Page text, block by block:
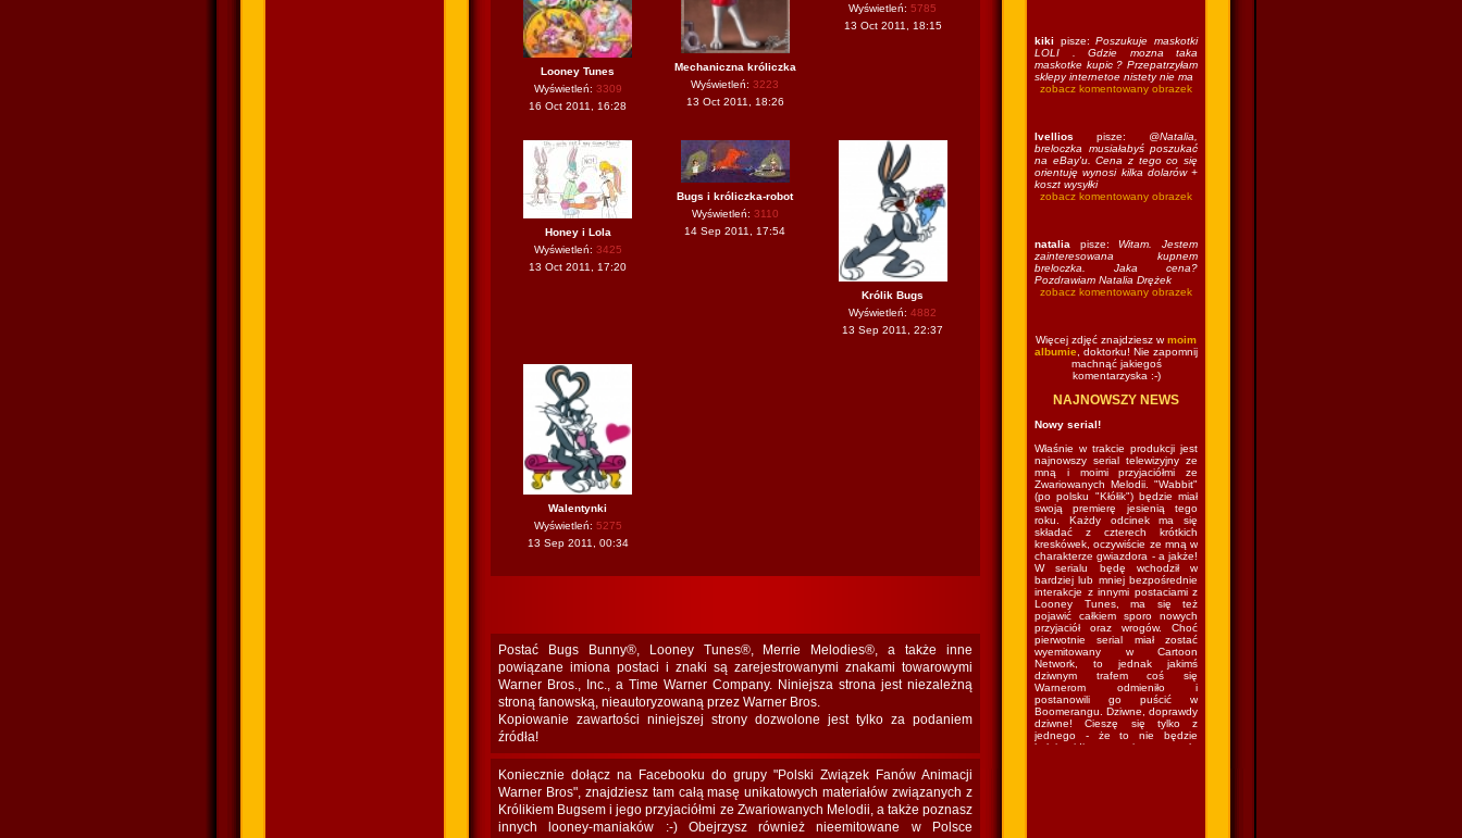
Looney Tunes
Wyświetleń: 3309
16 Oct 2011, 16:28
Mechaniczna króliczka
Wyświetleń: 3223
13 Oct 2011, 18:26
Wyświetleń: 5785
13 Oct 2011, 18:15
Honey i Lola
Wyświetleń: 3425
13 Oct 2011, 17:20
Bugs i króliczka-robot
Wyświetleń: 3110
14 Sep 2011, 17:54
Królik Bugs
Wyświetleń: 4882
13 Sep 2011, 22:37
Walentynki
Wyświetleń: 5275
13 Sep 2011, 00:34
Postać Bugs Bunny®, Looney Tunes®, Merrie Melodies®, a także inne
powiązane imiona postaci i znaki są zarejestrowanymi znakami towarowymi
Warner Bros., Inc., a Time Warner Company. Niniejsza strona jest niezależną
stroną fanowską, nieautoryzowaną przez Warner Bros.
Kopiowanie zawartości niniejszej strony dozwolone jest tylko za podaniem
źródła!
Koniecznie dołącz na Facebooku do grupy "Polski Związek Fanów Animacji
Warner Bros", znajdziesz tam całą masę unikatowych materiałów związanych z
Królikiem Bugsem i jego przyjaciółmi ze Zwariowanych Melodii, a także poznasz
innych looney-maniaków :-) Obejrzysz również nieemitowane w Polsce
kiki pisze:Poszukuje maskotki
LOLI . Gdzie mozna taka
maskotke kupic ? Przepatrzyłam
sklepy internetoe nistety nie ma
zobacz komentowany obrazek
Ivellios pisze: @Natalia,
breloczka musiałabyś poszukać
na eBay'u. Cena z tego co się
orientuję wynosi kilka dolarów +
koszt wysyłki
zobacz komentowany obrazek
natalia pisze:Witam. Jestem
zainteresowana kupnem
breloczka. Jaka cena?
Pozdrawiam Natalia Drężek
zobacz komentowany obrazek
Więcej zdjęć znajdziesz wmoim
albumie , doktorku! Nie zapomnij
machnąć jakiegoś
komentarzyska :-)
NAJNOWSZY NEWS
Nowy serial!
Właśnie w trakcie produkcji jest
najnowszy serial telewizyjny ze
mną i moimi przyjaciółmi ze
Zwariowanych Melodii. "Wabbit"
(po polsku "Kłółik") będzie miał
swoją premierę jesienią tego
roku. Każdy odcinek ma się
składać z czterech krótkich
kreskówek, oczywiście ze mną w
charakterze gwiazdora - a jakże!
W serialu będę wchodził w
bardziej lub mniej bezpośrednie
interakcje z innymi postaciami z
Looney Tunes, ma się też
pojawić całkiem sporo nowych
przyjaciół oraz wrogów. Choć
pierwotnie serial miał zostać
wyemitowany w Cartoon
Network, to jednak jakimś
dziwnym trafem coś się
Warnerom odmieniło i
postanowili go puścić w
Boomerangu. Dziwne, doprawdy
dziwne! Cieszę się tylko z
jednego - że to nie będzie
kolejny idiotyczny sitcom w stylu